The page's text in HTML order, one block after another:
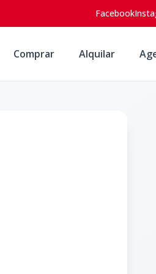
Facebook
Comprar Alquilar